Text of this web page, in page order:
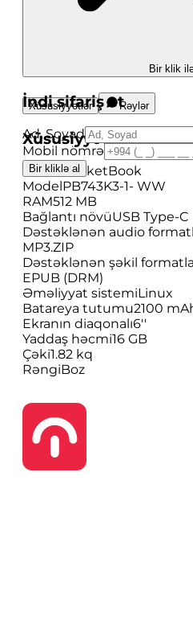
Bir klik
İndi sifariş et
Ad, Soyad
Mobil nömrə
Bir kliklə al
Xüsusiyyətlər Rəylər
Xüsusiyyətlər
BrendPocketBook
ModelPB743K3-1- WW
RAM512 MB
Bağlantı növüUSB Type-C
Dəstəklənən audio
MP3.ZIP
Dəstəklənən şəkil
EPUB (DRM)
Əməliyyat sistemiLinux
Batareya tutumu2100
Ekranın diaqonalı6''
Yaddaş həcmi16 GB
Çəki1.82 kq
RəngiBoz